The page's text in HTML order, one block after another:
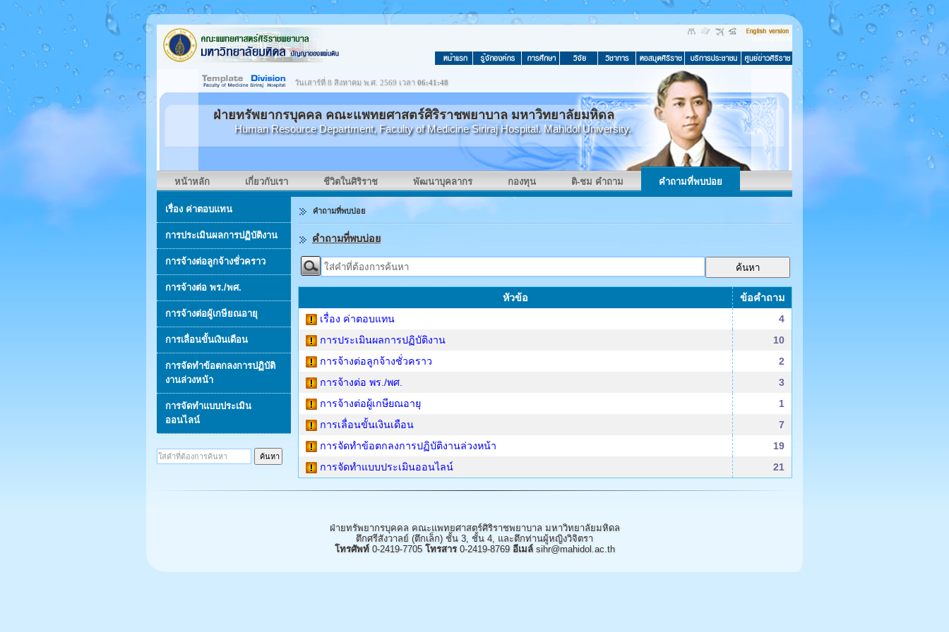
ฝ่ายทรัพยากรบุคคล คณะแพทยศาสตร์ศิริราชพยาบาล มหาวิทยาลัยมหิดล
Human Resource Department, Faculty of Medicine Siriraj Hospital. Mahidol University.
วันเสาร์ที่ 8 สิงหาคม พ.ศ. 2569 เวลา 06:41:49
หน้าหลัก เกี่ยวกับเรา ชีวิตในศิริราช พัฒนาบุคลากร กองทุน ติ-ชม คำถาม คำถามที่พบบ่อย
เรื่อง ค่าตอบแทน
การประเมินผลการปฏิบัติงาน
การจ้างต่อลูกจ้างชั่วคราว
การจ้างต่อ พร./พศ.
การจ้างต่อผู้เกษียณอายุ
การเลื่อนขั้นเงินเดือน
การจัดทำข้อตกลงการปฏิบัติ
งานล่วงหน้า
การจัดทำแบบประเมิน
ออนไลน์
คำถามที่พบบ่อย
คำถามที่พบบ่อย
หัวข้อ
ข้อคำถาม
เรื่อง ค่าตอบแทน
4
การประเมินผลการปฏิบัติงาน
10
การจ้างต่อลูกจ้างชั่วคราว
2
การจ้างต่อ พร./พศ.
3
การจ้างต่อผู้เกษียณอายุ
1
การเลื่อนขั้นเงินเดือน
7
การจัดทำข้อตกลงการปฏิบัติงานล่วงหน้า
19
การจัดทำแบบประเมินออนไลน์
21
ฝ่ายทรัพยากรบุคคล คณะแพทยศาสตร์ศิริราชพยาบาล มหาวิทยาลัยมหิดล
ตึกศรีสังวาลย์ (ตึกเล็ก) ชั้น 3, ชั้น 4, และตึกท่านผู้หญิงวิจิตรา
โทรศัพท์0-2419-7705 โทรสาร0-2419-8769 อีเมล์sihr@mahidol.ac.th